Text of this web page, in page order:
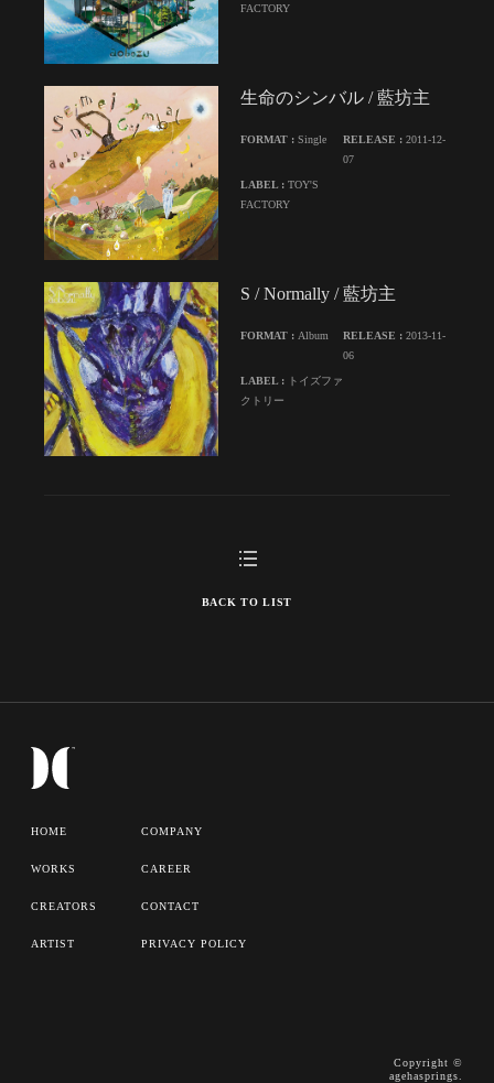
FACTORY
生命のシンバル / 藍坊主
FORMAT : Single RELEASE :2011-12-
07
LABEL : TOY'S
FACTORY
S / Normally / 藍坊主
FORMAT : Album RELEASE :2013-11-
06
LABEL : トイズファ
クトリー
BACK TO LIST
HOME
WORKS
CREATORS
ARTIST
COMPANY
CAREER
CONTACT
PRIVACY POLICY
Copyright ©
agehasprings.